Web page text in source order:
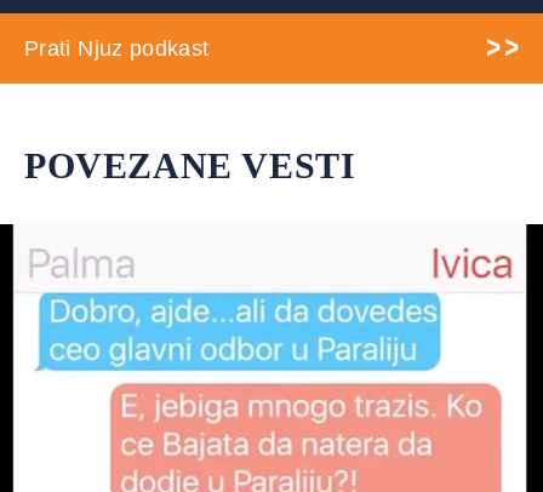
Prati Njuz podkast
POVEZANE VESTI